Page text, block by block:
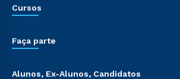
Cursos
Faça parte
Alunos, Ex-Alunos, Candidatos